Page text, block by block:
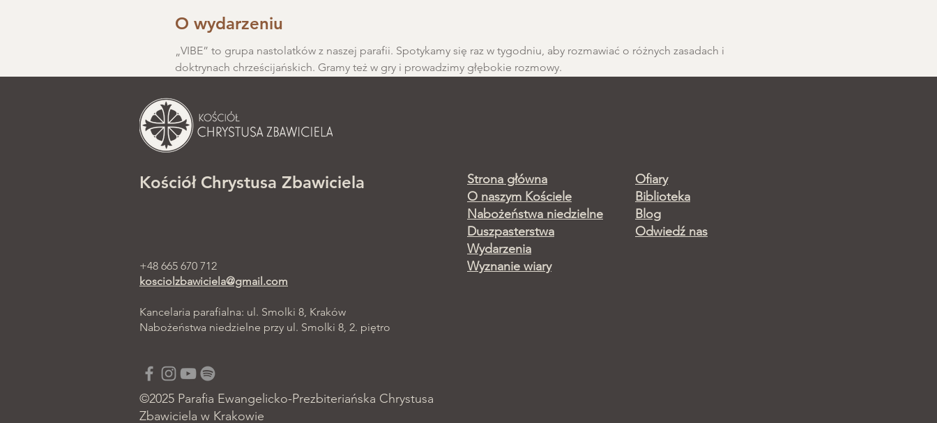
O wydarzeniu
„VIBE” to grupa nastolatków z naszej parafii. Spotykamy się raz w tygodniu, aby rozmawiać o różnych zasadach i
doktrynach chrześcijańskich. Gramy też w gry i prowadzimy głębokie rozmowy.
Kościół Chrystusa Zbawiciela
+48 665 670 712
kosciolzbawiciela@gmail.com
Kancelaria parafialna: ul. Smolki 8, Kraków
Nabożeństwa niedzielne przy ul. Smolki 8, 2. piętro
Strona główna
O naszym Kościele
Nabożeństwa niedzielne
Duszpasterstwa
Wydarzenia
Wyznanie wiary
Ofiary
Biblioteka
Blog
Odwiedź nas
©2025 Parafia Ewangelicko-Prezbiteriańska Chrystusa
Zbawiciela w Krakowie